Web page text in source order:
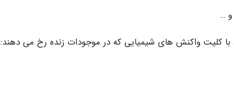
با کلیت واکنش های شیمیایی که در موجودات زنده رخ می دهند: